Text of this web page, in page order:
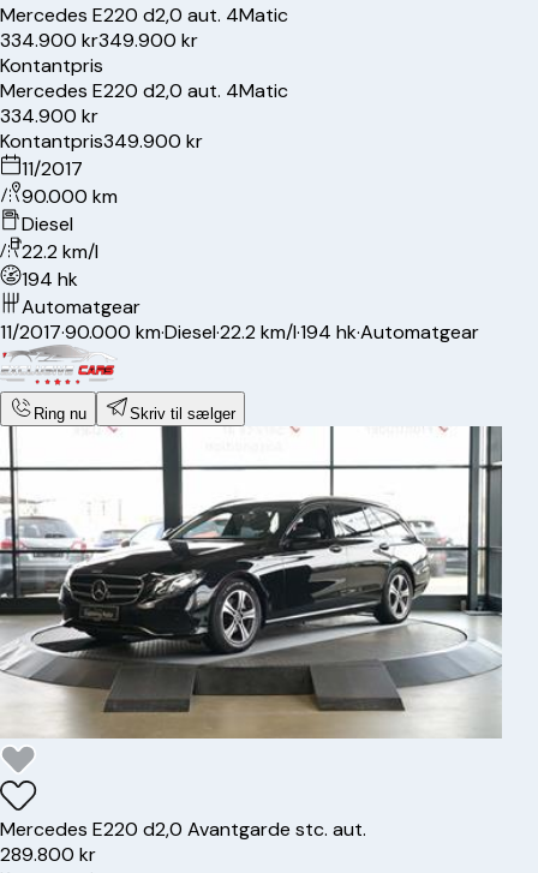
Mercedes E220 d2,0 aut. 4Matic
334.900 kr349.900 kr
Kontantpris
Mercedes E220 d2,0 aut. 4Matic
334.900 kr
Kontantpris349.900 kr
11/2017
90.000 km
Diesel
22.2 km/l
194 hk
Automatgear
11/2017·90.000 km·Diesel·22.2 km/l·194 hk·Automatgear
Ring nu Skriv til sælger
Mercedes E220 d2,0 Avantgarde stc. aut.
289.800 kr